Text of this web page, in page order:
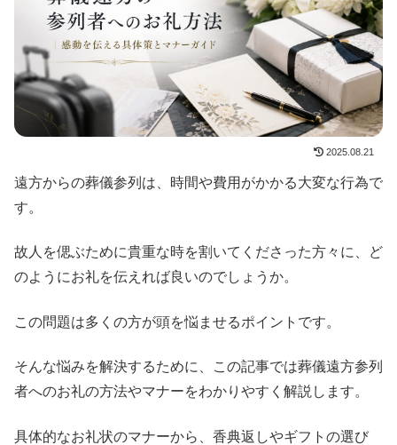
2025.08.21
遠方からの葬儀参列は、時間や費用がかかる大変な行為で
す。
故人を偲ぶために貴重な時を割いてくださった方々に、ど
のようにお礼を伝えれば良いのでしょうか。
この問題は多くの方が頭を悩ませるポイントです。
そんな悩みを解決するために、この記事では葬儀遠方参列
者へのお礼の方法やマナーをわかりやすく解説します。
具体的なお礼状のマナーから、香典返しやギフトの選び